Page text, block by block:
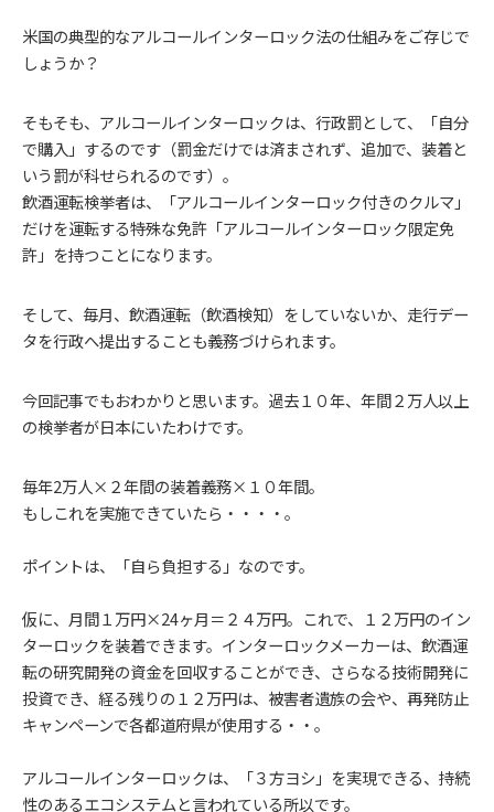
米国の典型的なアルコールインターロック法の仕組みをご存じで
しょうか？
そもそも、アルコールインターロックは、行政罰として、「自分
で購入」するのです（罰金だけでは済まされず、追加で、装着と
いう罰が科せられるのです）。
飲酒運転検挙者は、「アルコールインターロック付きのクルマ」
だけを運転する特殊な免許「アルコールインターロック限定免
許」を持つことになります。
そして、毎月、飲酒運転（飲酒検知）をしていないか、走行デー
タを行政へ提出することも義務づけられます。
今回記事でもおわかりと思います。過去１０年、年間２万人以上
の検挙者が日本にいたわけです。
毎年2万人×２年間の装着義務×１０年間。
もしこれを実施できていたら・・・・。
ポイントは、「自ら負担する」なのです。
仮に、月間１万円×24ヶ月＝２４万円。これで、１２万円のイン
ターロックを装着できます。インターロックメーカーは、飲酒運
転の研究開発の資金を回収することができ、さらなる技術開発に
投資でき、経る残りの１２万円は、被害者遺族の会や、再発防止
キャンペーンで各都道府県が使用する・・。
アルコールインターロックは、「３方ヨシ」を実現できる、持続
性のあるエコシステムと言われている所以です。